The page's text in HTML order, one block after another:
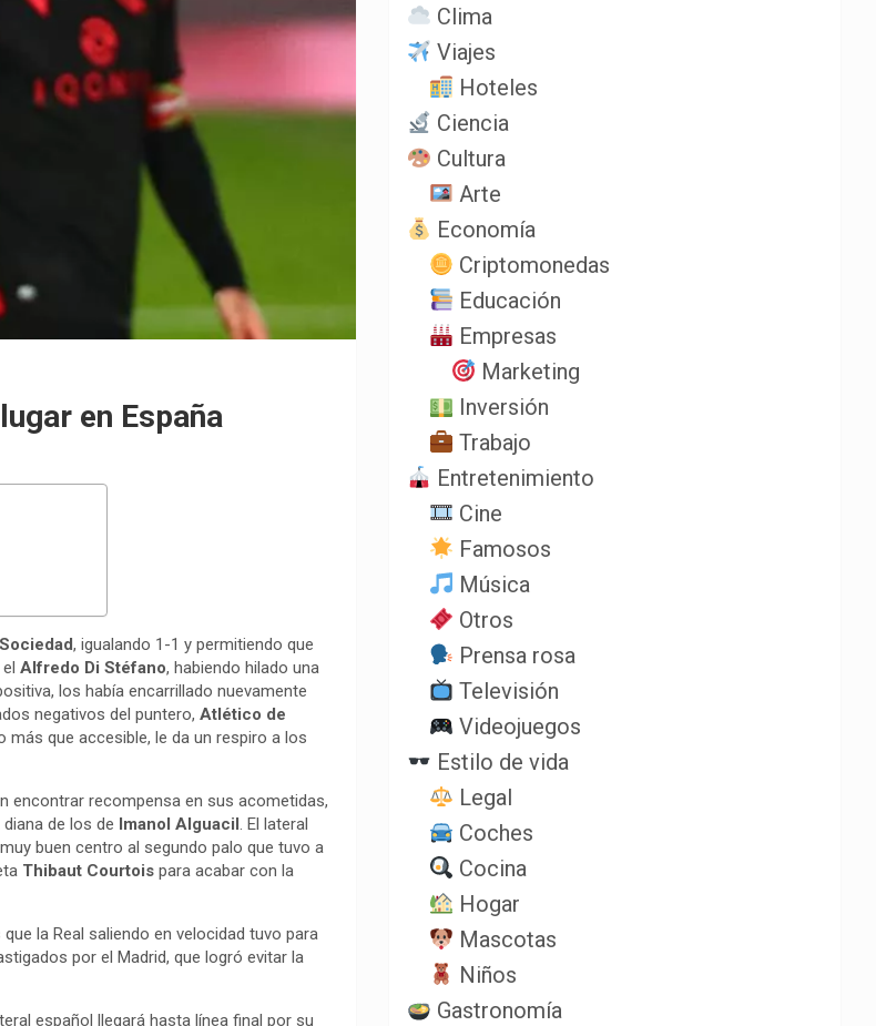
en España
Sociedad, igualando 1-1 y permitiendo que
Alfredo Di Stéfano, habiendo hilado una
los había encarrillado nuevamente
negativos del puntero, Atlético de
más que accesible, le da un respiro a los
encontrar recompensa en sus acometidas,
de los de Imanol Alguacil. El lateral
buen centro al segundo palo que tuvo a
Thibaut Courtois para acabar con la
la Real saliendo en velocidad tuvo para
por el Madrid, que logró evitar la
español llegará hasta línea final por su
Clima
Viajes
Hoteles
Ciencia
Cultura
Arte
Economía
Criptomonedas
Educación
Empresas
Marketing
Inversión
Trabajo
Entretenimiento
Cine
Famosos
Música
Otros
Prensa rosa
Televisión
Videojuegos
Estilo de vida
Legal
Coches
Cocina
Hogar
Mascotas
Niños
Gastronomía